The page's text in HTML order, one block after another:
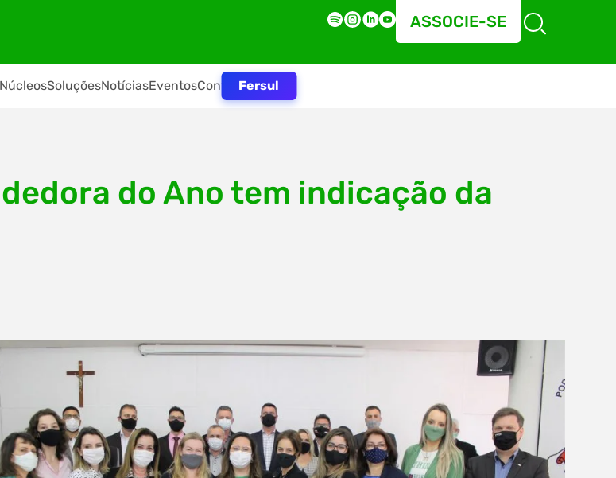
ASSOCIE-SE
NúcleosSoluçõesNotíciasEventosContatoFersul
do Ano tem indicação da